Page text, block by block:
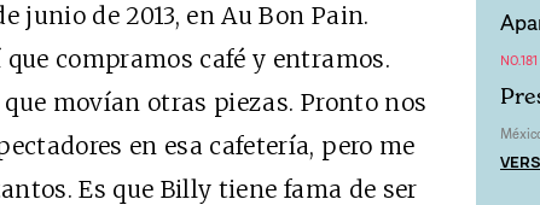
junio de 2013, en Au Bon Pain.
compramos café y entramos.
movían otras piezas. Pronto nos
en esa cafetería, pero me
Es que Billy tiene fama de ser